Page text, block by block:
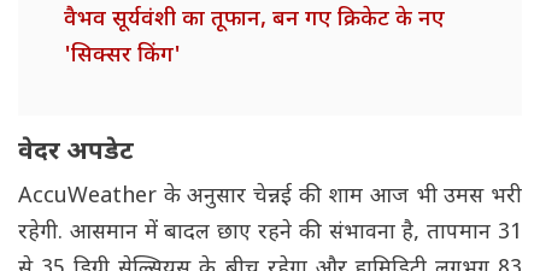
वैभव सूर्यवंशी का तूफान, बन गए क्रिकेट के नए
'सिक्सर किंग'
वेदर अपडेट
AccuWeather के अनुसार चेन्नई की शाम आज भी उमस भरी
रहेगी. आसमान में बादल छाए रहने की संभावना है, तापमान 31